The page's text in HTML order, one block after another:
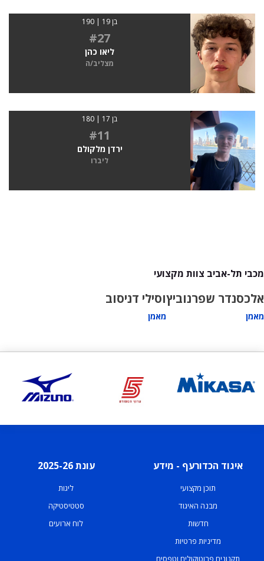
בן 19 | 190
#27
ליאו כהן
מצליב/ה
בן 17 | 180
#11
ירדן מלקולם
ליברו
מכבי תל-אביב צוות מקצועי
אלכסנדר שפרנוביץ
מאמן
וסילי דניסוב
מאמן
איגוד הכדורעף - מידע
תוכן מקצועי
מבנה האיגוד
חדשות
מדיניות פרטיות
תקנונים פרוטוקולים וטפסים
עונת 2025-26
ליגות
סטטיסטיקה
לוח ארועים